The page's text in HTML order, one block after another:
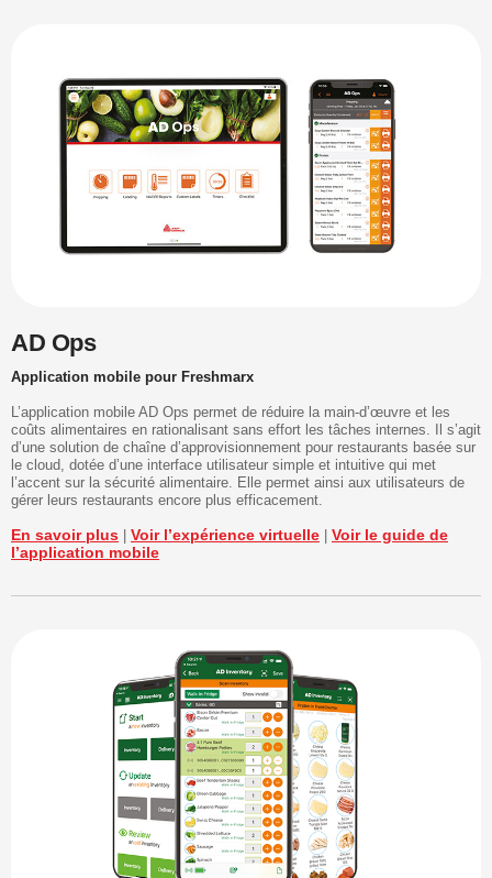
AD Ops
Application mobile pour Freshmarx
L’application mobile AD Ops permet de réduire la main-d’œuvre et les
coûts alimentaires en rationalisant sans effort les tâches internes. Il s’agit
d’une solution de chaîne d’approvisionnement pour restaurants basée sur
le cloud, dotée d’une interface utilisateur simple et intuitive qui met
l’accent sur la sécurité alimentaire. Elle permet ainsi aux utilisateurs de
gérer leurs restaurants encore plus efficacement.
En savoir plus | Voir l’expérience virtuelle | Voir le guide de
l’application mobile